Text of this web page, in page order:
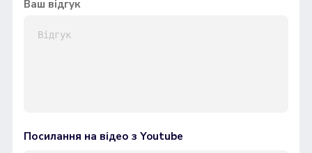
Ваш відгук
Посилання на відео з Youtube